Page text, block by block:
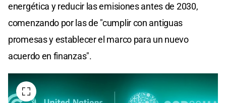
energética y reducir las emisiones antes de 2030,
comenzando por las de "cumplir con antiguas
promesas y establecer el marco para un nuevo
acuerdo en finanzas".